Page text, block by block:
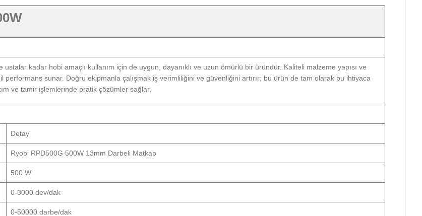
ustalar kadar hobi amaçlı kullanım için de uygun, dayanıklı ve uzun ömürlü bir üründür. Kaliteli malzeme yapısı ve
performans sunar. Doğru ekipmanla çalışmak iş verimliliğini ve güvenliğini artırır; bu ürün de tam olarak bu ihtiyaca
ve tamir işlemlerinde pratik çözümler sağlar.
Detay
Ryobi RPD500G 500W 13mm Darbeli Matkap
500 W
0-3000 dev/dak
0-50000 darbe/dak